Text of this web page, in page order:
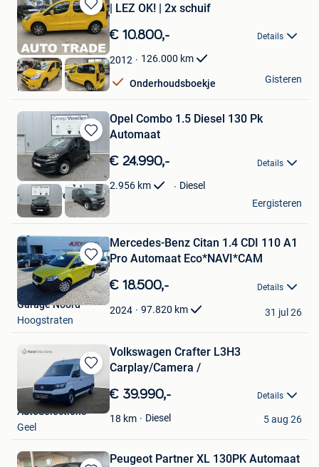
Bewaren
in
Mijn
Favorieten
| LEZ OK! | 2x schuif
€ 10.800,- Details
2012 126.000 km
Onderhoudsboekje
Autotrade
Hasselt
Gisteren
Bewaren
in
Mijn
Favorieten
Opel Combo 1.5 Diesel 130 Pk
Automaat
€ 24.990,- Details
2.956 km
Diesel
Groep Verellen
Geel
Eergisteren
Bewaren
in
Mijn
Favorieten
Mercedes-Benz Citan 1.4 CDI 110 A1
Pro Automaat Eco*NAVI*CAM
€ 18.500,- Details
2024 97.820 km
Garage Noord
Hoogstraten
31 jul 26
Bewaren
in
Mijn
Favorieten
Volkswagen Crafter L3H3
Carplay/Camera /
€ 39.990,- Details
18 km Diesel
AutoSelections
Geel
5 aug 26
Peugeot Partner XL 130PK Automaat